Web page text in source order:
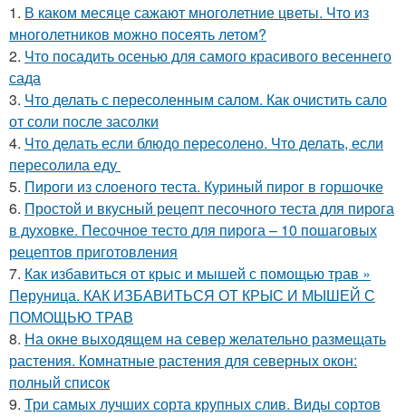
1. В каком месяце сажают многолетние цветы. Что из
многолетников можно посеять летом?
2. Что посадить осенью для самого красивого весеннего
сада
3. Что делать с пересоленным салом. Как очистить сало
от соли после засолки
4. Что делать если блюдо пересолено. Что делать, если
пересолила еду
5. Пироги из слоеного теста. Куриный пирог в горшочке
6. Простой и вкусный рецепт песочного теста для пирога
в духовке. Песочное тесто для пирога – 10 пошаговых
рецептов приготовления
7. Как избавиться от крыс и мышей с помощью трав »
Перуница. КАК ИЗБАВИТЬСЯ ОТ КРЫС И МЫШЕЙ С
ПОМОЩЬЮ ТРАВ
8. На окне выходящем на север желательно размещать
растения. Комнатные растения для северных окон:
полный список
9. Три самых лучших сорта крупных слив. Виды сортов